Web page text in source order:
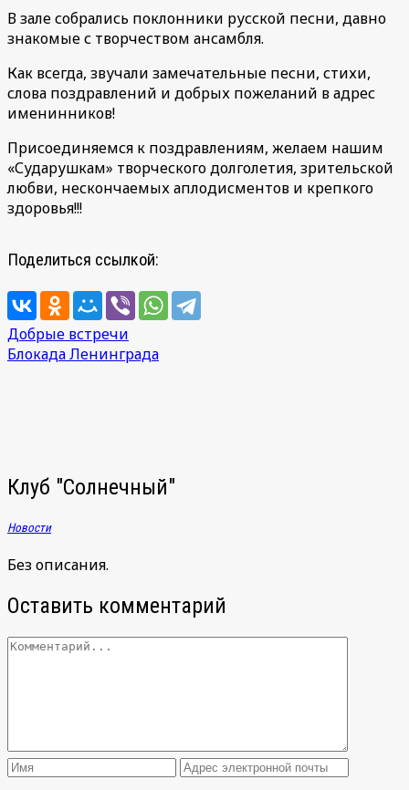
В зале собрались поклонники русской песни, давно
знакомые с творчеством ансамбля.
Как всегда, звучали замечательные песни, стихи,
слова поздравлений и добрых пожеланий в адрес
именинников!
Присоединяемся к поздравлениям, желаем нашим
«Сударушкам» творческого долголетия, зрительской
любви, нескончаемых аплодисментов и крепкого
здоровья!!!
Поделиться ссылкой:
Навигация
по
Добрые встречи
Блокада Ленинграда
Клуб "Солнечный"
Новости
Без описания.
Оставить комментарий